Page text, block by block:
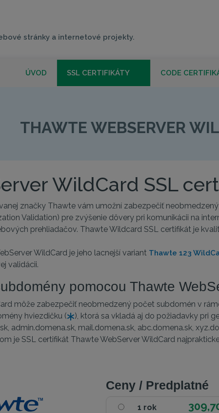
stránky a internetové projekty.
ÚVOD SSL CERTIFIKÁTY CODE
WEBSERVER
THAWTE WEBSERVER
WildCard SSL
značky Thawte vám umožní zabezpečiť
Validation) pre zvýšenie dôvery pri komunikácii na
prehliadačov. Thawte Wildcard SSL certifikát je
WildCard je jeho lacnejší variant Thawte 123
validácii.
pomocou Thawte
môže zabezpečiť neobmedzený počet subdomén v
hviezdičku (
), ktorá sa vkladá aj do požiadavky pri
admin.domena.sk, mail.domena.sk, abc.domena.sk,
je SSL certifikát Thawte WebServer WildCard
Ceny / Predplatné
1 rok